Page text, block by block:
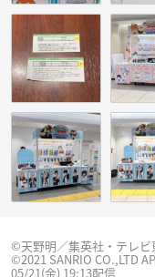
©天野明／集英社・テレ
©2021 SANRIO CO.,LTD
05/21(金) 19:13配信